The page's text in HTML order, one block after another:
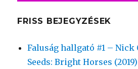
FRISS BEJEGYZÉSEK
Faluság hallgató #1 – Nick
Seeds: Bright Horses (2019)